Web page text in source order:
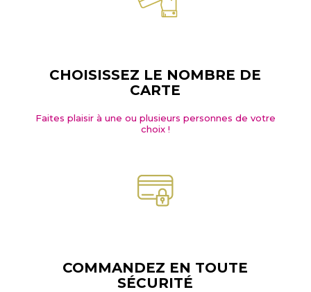
CHOISISSEZ LE NOMBRE DE
CARTE
Faites plaisir à une ou plusieurs personnes de votre
choix !
COMMANDEZ EN TOUTE
SÉCURITÉ